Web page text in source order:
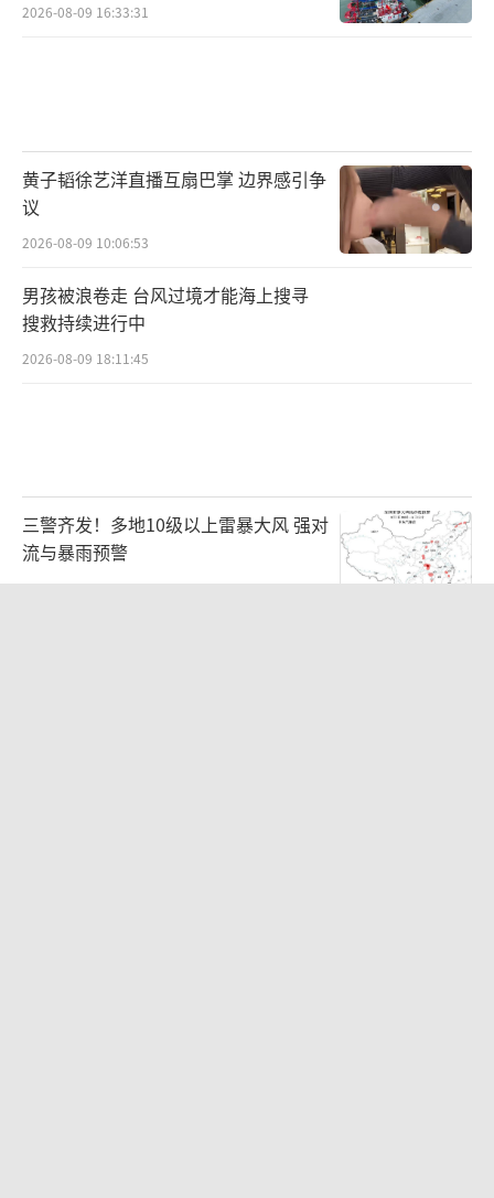
2026-08-09 16:33:31
黄子韬徐艺洋直播互扇巴掌 边界感引争
议
2026-08-09 10:06:53
男孩被浪卷走 台风过境才能海上搜寻
搜救持续进行中
2026-08-09 18:11:45
三警齐发！多地10级以上雷暴大风 强对
流与暴雨预警
2026-08-09 07:11:29